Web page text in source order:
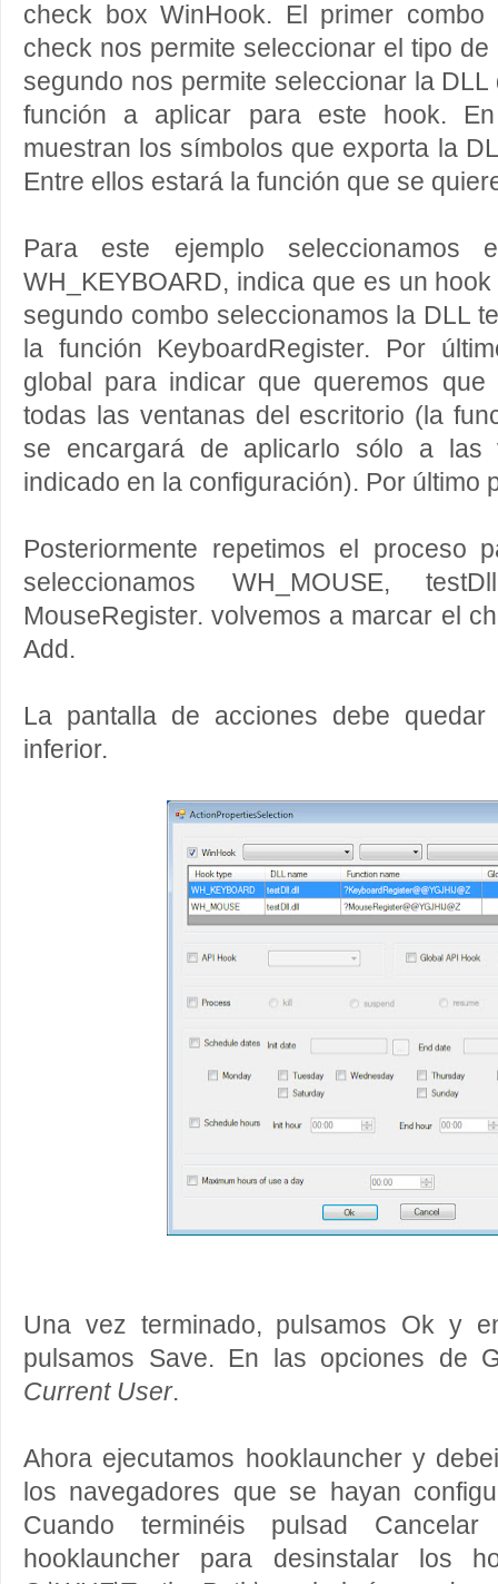
check box WinHook. El primer
check nos permite seleccionar el tipo
segundo nos permite seleccionar la
función a aplicar para este hook.
muestran los símbolos que exporta la
Entre ellos estará la función que se
Para este ejemplo seleccionamos
WH_KEYBOARD, indica que es un
segundo combo seleccionamos la DLL
la función KeyboardRegister. Por
global para indicar que queremos
todas las ventanas del escritorio (la
se encargará de aplicarlo sólo a las
indicado en la configuración). Por último
Posteriormente repetimos el proceso
seleccionamos WH_MOUSE,
MouseRegister. volvemos a marcar el
Add.
La pantalla de acciones debe
inferior.
Una vez terminado, pulsamos Ok y
pulsamos Save. En las opciones de
Current User.
Ahora ejecutamos hooklauncher y
los navegadores que se hayan
Cuando terminéis pulsad
hooklauncher para desinstalar los